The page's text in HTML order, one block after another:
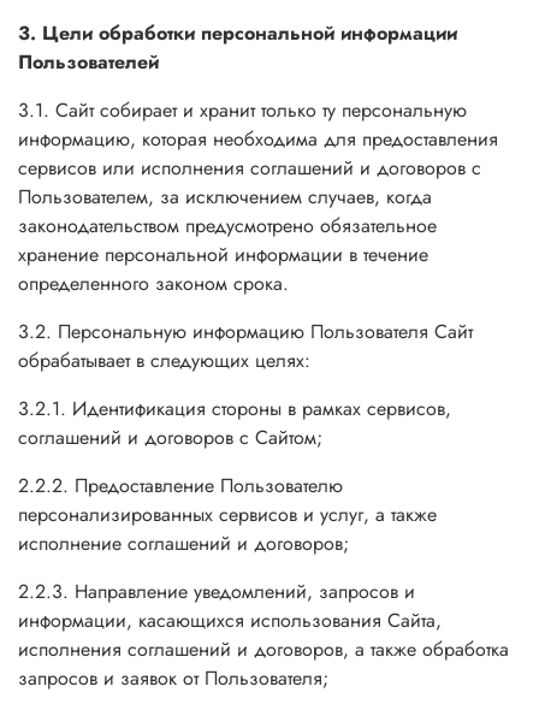
3. Цели обработки персональной информации
Пользователей
3.1. Сайт собирает и хранит только ту персональную
информацию, которая необходима для предоставления
сервисов или исполнения соглашений и договоров с
Пользователем, за исключением случаев, когда
законодательством предусмотрено обязательное
хранение персональной информации в течение
определенного законом срока.
3.2. Персональную информацию Пользователя Сайт
обрабатывает в следующих целях:
3.2.1. Идентификация стороны в рамках сервисов,
соглашений и договоров с Сайтом;
2.2.2. Предоставление Пользователю
персонализированных сервисов и услуг, а также
исполнение соглашений и договоров;
2.2.3. Направление уведомлений, запросов и
информации, касающихся использования Сайта,
исполнения соглашений и договоров, а также обработка
запросов и заявок от Пользователя;